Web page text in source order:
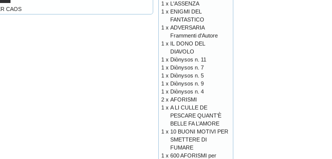
CAOS
1 x L'ASSENZA
1 x ENIGMI DEL
FANTASTICO
1 x ADVERSARIA
Frammenti d'Autore
1 x IL DONO DEL
DIAVOLO
1 x Diònysos n. 11
1 x Diònysos n. 7
1 x Diònysos n. 5
1 x Diònysos n. 9
1 x Diònysos n. 4
2 x AFORISMI
1 x A LI CULLE DE
PESCARE QUANT’È
BELLE FA L’AMORE
1 x 10 BUONI MOTIVI PER
SMETTERE DI
FUMARE
1 x 600 AFORISMI per